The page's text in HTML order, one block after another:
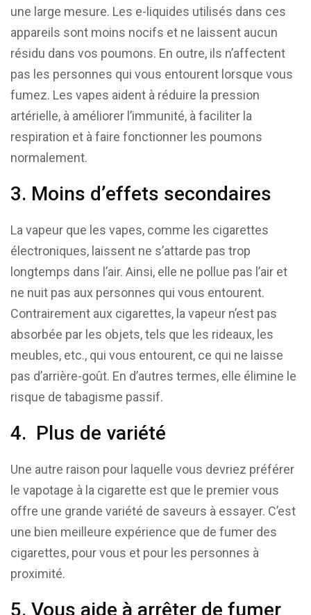
une large mesure. Les e-liquides utilisés dans ces
appareils sont moins nocifs et ne laissent aucun
résidu dans vos poumons. En outre, ils n’affectent
pas les personnes qui vous entourent lorsque vous
fumez. Les vapes aident à réduire la pression
artérielle, à améliorer l’immunité, à faciliter la
respiration et à faire fonctionner les poumons
normalement.
3. Moins d’effets secondaires
La vapeur que les vapes, comme les cigarettes
électroniques, laissent ne s’attarde pas trop
longtemps dans l’air. Ainsi, elle ne pollue pas l’air et
ne nuit pas aux personnes qui vous entourent.
Contrairement aux cigarettes, la vapeur n’est pas
absorbée par les objets, tels que les rideaux, les
meubles, etc., qui vous entourent, ce qui ne laisse
pas d’arrière-goût. En d’autres termes, elle élimine le
risque de tabagisme passif.
4. Plus de variété
Une autre raison pour laquelle vous devriez préférer
le vapotage à la cigarette est que le premier vous
offre une grande variété de saveurs à essayer. C’est
une bien meilleure expérience que de fumer des
cigarettes, pour vous et pour les personnes à
proximité.
5. Vous aide à arrêter de fumer